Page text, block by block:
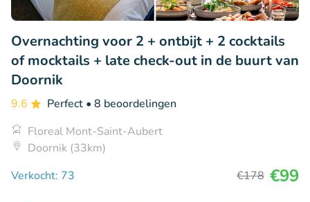
Overnachting voor 2 + ontbijt + 2 cocktails
of mocktails + late check-out in de buurt van
Doornik
9.6 Perfect • 8 beoordelingen
Floreal Mont-Saint-Aubert
Doornik (33km)
Verkocht: 73
€178 €99